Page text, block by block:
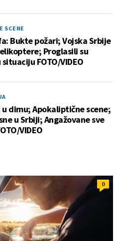
SCENE
Bukte požari; Vojska Srbije
Proglasili su
FOTO/VIDEO
u dimu; Apokaliptične scene;
u Srbiji; Angažovane sve
VIDEO
0